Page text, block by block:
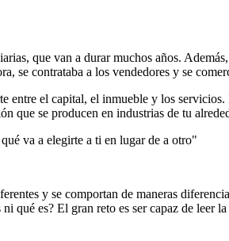
que van a durar muchos años.
se contrataba a los vendedores y se
el capital, el inmueble y los
que se producen en industrias de tu
va a elegirte a ti en lugar de a otro"
y se comportan de maneras
es? El gran reto es ser capaz de leer